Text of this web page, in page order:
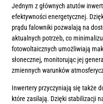
Jednym z głównych atutów
efektywności energetycznej.
prądu falowniki pozwalają na
aktualnych potrzeb, co
fotowoltaicznych umożliwiają
słonecznej, monitorując jej
zmiennych warunków
Inwertery przyczyniają się także
które zasilają. Dzięki stabilizacji